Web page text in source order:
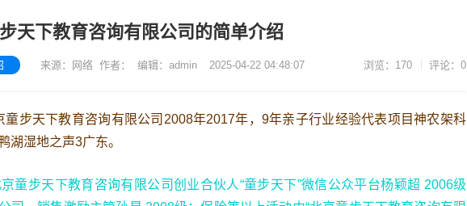
天下教育咨询有限公司的简单介绍
来源：网络 作者： 编辑：admin 2025-04-22 04:48:07 浏览：170 评论：0
童步天下教育咨询有限公司2008年2017年，9年亲子行业经验代表项目神农架科
湖湿地之声3广东。
童步天下教育咨询有限公司创业合伙人“童步天下”微信公众平台杨颖超 2006级